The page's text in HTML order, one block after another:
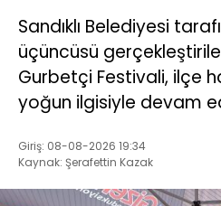
Sandıklı Belediyesi
üçüncüsü
Gurbetçi Festivali, ilçe
yoğun ilgisiyle devam
Giriş: 08-08-2026 19:34
Kaynak: Şerafettin Kazak